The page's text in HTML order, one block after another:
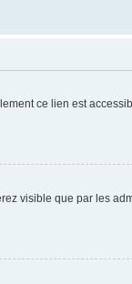
ce lien est
visible que par les